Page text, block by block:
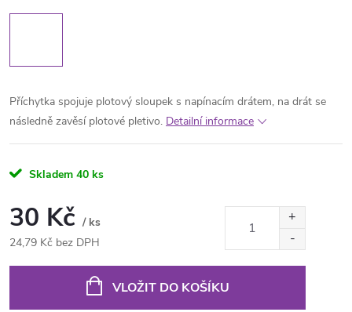
Příchytka spojuje plotový sloupek s napínacím drátem, na drát se
následně zavěsí plotové pletivo. Detailní informace
Skladem 40 ks
30 Kč / ks
24,79 Kč bez DPH
VLOŽIT DO KOŠÍKU